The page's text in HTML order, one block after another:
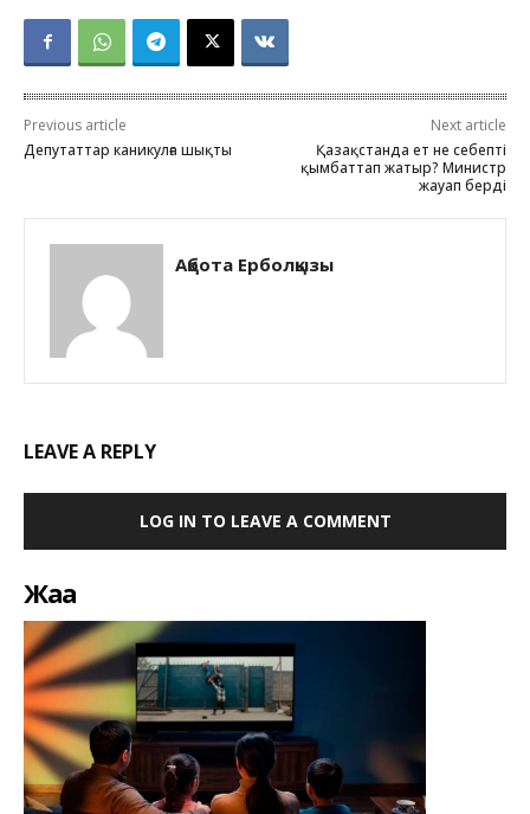
Previous article
Депутаттар каникулға шықты
Next article
Қазақстанда ет не себепті
қымбаттап жатыр? Министр
жауап берді
Ақбота Ерболқызы
LEAVE A REPLY
LOG IN TO LEAVE A COMMENT
Жаңа